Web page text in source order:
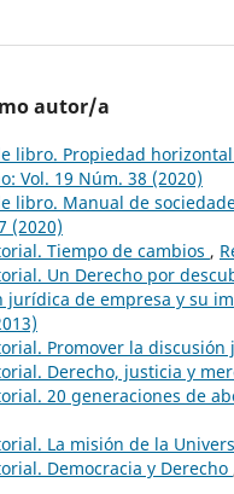
autor/a
libro. Propiedad
Vol. 19 Núm. 38 (2020)
libro. Manual de
(2020)
Tiempo de cambios ,
Un Derecho por
jurídica de empresa y su
Promover la discusión
Derecho, justicia y
20 generaciones de
La misión de la
Democracia y Derecho